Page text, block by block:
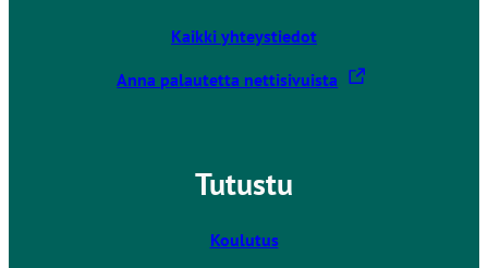
Kaikki yhteystiedot
Anna palautetta nettisivuista
Tutustu
Koulutus